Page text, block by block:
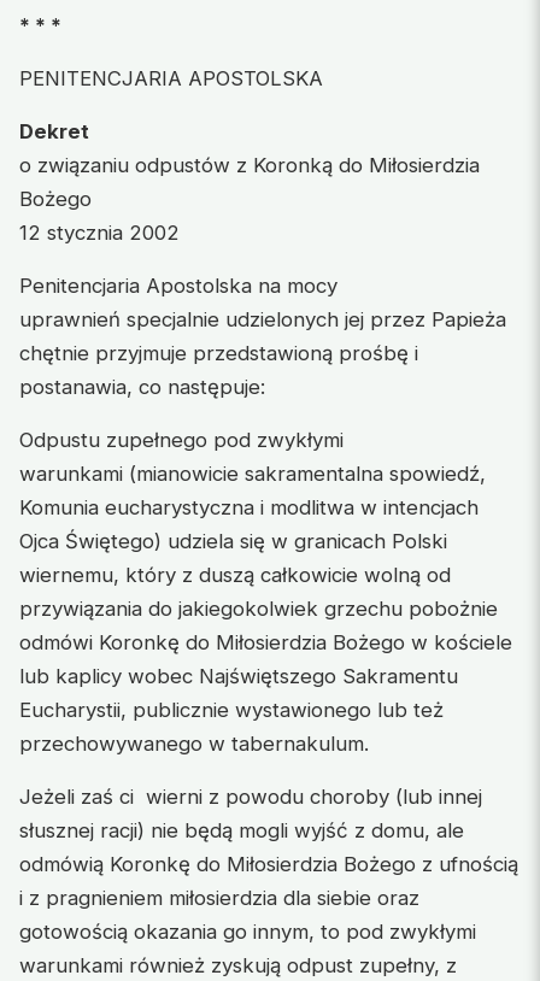
* * *
PENITENCJARIA APOSTOLSKA
Dekret
o związaniu odpustów z Koronką do Miłosierdzia
Bożego
12 stycznia 2002
Penitencjaria Apostolska na mocy
uprawnień specjalnie udzielonych jej przez Papieża
chętnie przyjmuje przedstawioną prośbę i
postanawia, co następuje:
Odpustu zupełnego pod zwykłymi
warunkami (mianowicie sakramentalna spowiedź,
Komunia eucharystyczna i modlitwa w intencjach
Ojca Świętego) udziela się w granicach Polski
wiernemu, który z duszą całkowicie wolną od
przywiązania do jakiegokolwiek grzechu pobożnie
odmówi Koronkę do Miłosierdzia Bożego w kościele
lub kaplicy wobec Najświętszego Sakramentu
Eucharystii, publicznie wystawionego lub też
przechowywanego w tabernakulum.
Jeżeli zaś ci wierni z powodu choroby (lub innej
słusznej racji) nie będą mogli wyjść z domu, ale
odmówią Koronkę do Miłosierdzia Bożego z ufnością
i z pragnieniem miłosierdzia dla siebie oraz
gotowością okazania go innym, to pod zwykłymi
warunkami również zyskują odpust zupełny, z